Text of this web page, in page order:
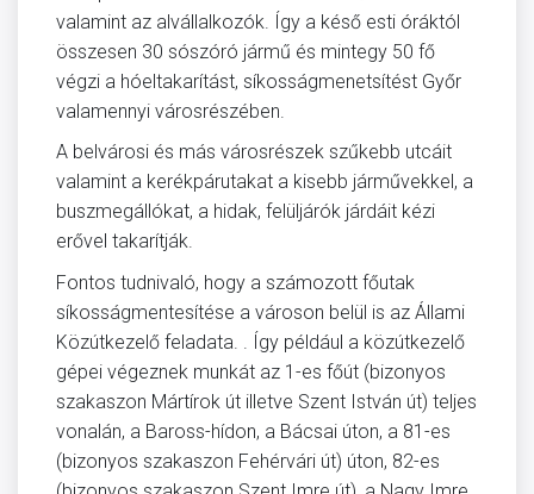
valamint az alvállalkozók. Így a késő esti óráktól
összesen 30 sószóró jármű és mintegy 50 fő
végzi a hóeltakarítást, síkosságmenetsítést Győr
valamennyi városrészében.
A belvárosi és más városrészek szűkebb utcáit
valamint a kerékpárutakat a kisebb járművekkel, a
buszmegállókat, a hidak, felüljárók járdáit kézi
erővel takarítják.
Fontos tudnivaló, hogy a számozott főutak
síkosságmentesítése a városon belül is az Állami
Közútkezelő feladata. . Így például a közútkezelő
gépei végeznek munkát az 1-es főút (bizonyos
szakaszon Mártírok út illetve Szent István út) teljes
vonalán, a Baross-hídon, a Bácsai úton, a 81-es
(bizonyos szakaszon Fehérvári út) úton, 82-es